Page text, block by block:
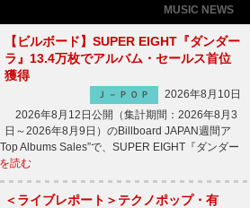
MUSIC NEWS
【ビルボード】SUPER EIGHT『ダンダー
ラ』13.4万枚でアルバム・セールス首位
獲得
Ｊ－ＰＯＰ
2026年8月10日
2026年8月12日公開（集計期間：2026年8月3
日～2026年8月9日）のBillboard JAPAN週間ア
Albums Sales”で、SUPER EIGHT『ダンダー
読む
＜ライブレポート＞テクノポップ・有